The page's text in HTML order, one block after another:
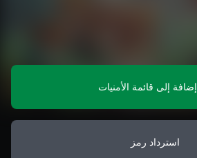
إضافة إلى قائمة الأمنيات
استرداد رمز